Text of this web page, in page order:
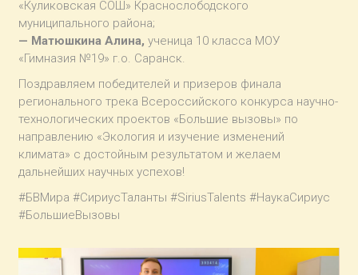
«Куликовская СОШ» Краснослободского
муниципального района;
— Матюшкина Алина, ученица 10 класса МОУ
«Гимназия №19» г.о. Саранск.
Поздравляем победителей и призеров финала
регионального трека Всероссийского конкурса научно-
технологических проектов «Большие вызовы» по
направлению «Экология и изучение изменений
климата» с достойным результатом и желаем
дальнейших научных успехов!
#БВМира #СириусТаланты #SiriusTalents #НаукаСириус
#БольшиеВызовы